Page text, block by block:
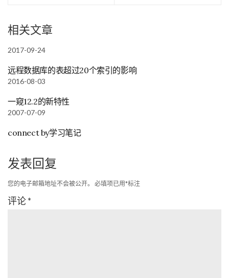
相关文章
2017-09-24
远程数据库的表超过20个索引的影响
2016-08-03
一窥12.2的新特性
2007-07-09
connect by学习笔记
发表回复
您的电子邮箱地址不会被公开。 必填项已用*标注
评论*